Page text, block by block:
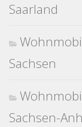
Saarland
Sachsen
Sachsen-